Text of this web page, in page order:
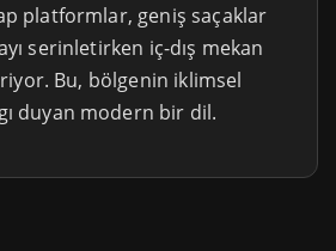
platformlar, geniş saçaklar
serinletirken iç-dış mekan
Bu, bölgenin iklimsel
duyan modern bir dil.